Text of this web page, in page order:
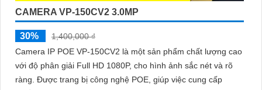
CAMERA VP-150CV2 3.0MP
30%
1,400,000 ₫
Camera IP POE VP-150CV2 là một sản phẩm chất lượng cao
với độ phân giải Full HD 1080P, cho hình ảnh sắc nét và rõ
ràng. Được trang bị công nghệ POE, giúp việc cung cấp